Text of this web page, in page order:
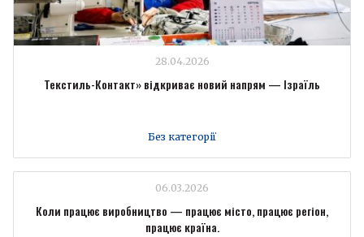
28.04.2026
Текстиль-Контакт» відкриває новий напрям — Ізраїль
Без категорії
06.03.2026
Коли працює виробництво — працює місто, працює регіон,
працює країна.